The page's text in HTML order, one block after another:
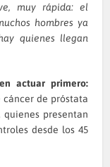
muy rápida: el
hombres ya
quienes llegan
actuar primero:
de próstata
presentan
desde los 45